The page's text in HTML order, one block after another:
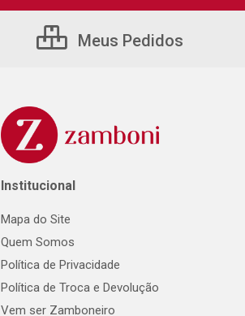
Meus Pedidos
Institucional
Mapa do Site
Quem Somos
Política de Privacidade
Política de Troca e Devolução
Vem ser Zamboneiro